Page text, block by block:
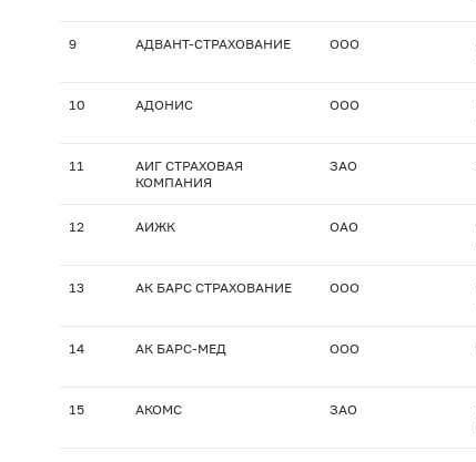
9 АДВАНТ-СТРАХОВАНИЕ ООО
10 АДОНИС ООО
11
АИГ СТРАХОВАЯ
КОМПАНИЯ
ЗАО
12 АИЖК ОАО
13 АК БАРС СТРАХОВАНИЕ ООО
14 АК БАРС-МЕД ООО
15 АКОМС ЗАО